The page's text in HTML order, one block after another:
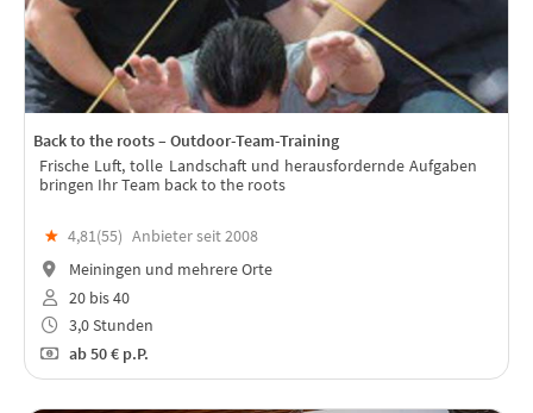
Back to the roots – Outdoor-Team-Training
Frische Luft, tolle Landschaft und herausfordernde Aufgaben
bringen Ihr Team back to the roots
★ 4,81(55) Anbieter seit 2008
Meiningen und mehrere Orte
20 bis 40
3,0 Stunden
ab50 € p.P.